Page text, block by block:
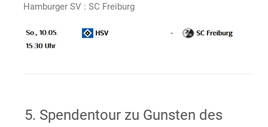
Hamburger SV : SC Freiburg
5. Spendentour zu Gunsten des